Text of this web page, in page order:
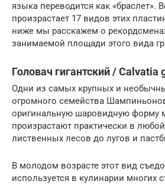
языка переводится как «браслет».
произрастает 17 видов этих
ниже мы расскажем о
занимаемой площади этого вида
Головач гигантский / Calvatia
Одни из самых крупных и
огромного семейства
оригинальную шаровидную форму
произрастают практически в
лиственных лесов до лугов и
В молодом возрасте этот вид
используется в кулинарии многих